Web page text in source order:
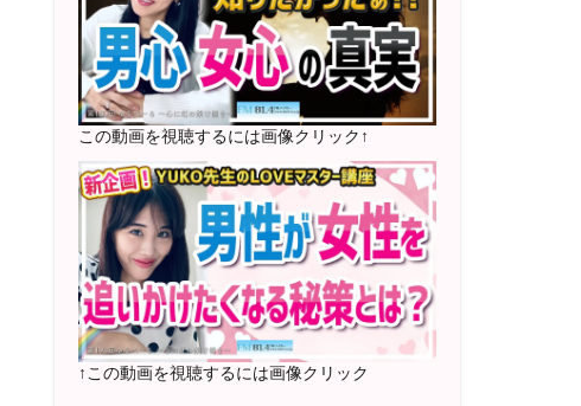
2023年12月〜 FM81.4ラジオFMハイホ
ー「LOVEマスター講座」準レギュラー出
演中！
〜2025年5月 個別セッション相談実績
1500名越え
2022年6月〜24年7月 自己肯定感を高め
るメールレッスン1000名以上参加
〜2024年7月 恋愛テキスト動画セット販
売実績
この動画を視聴するには画像クリック↑
↑この動画を視聴するには画像クリック